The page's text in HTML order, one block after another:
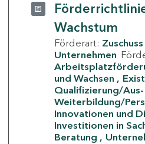
Wachstum
Förderart: Zuschuss
Unternehmen
und Wachsen
Qualifizierung/Aus-
Weiterbildung/
Innovationen und
Investitionen in
Beratung